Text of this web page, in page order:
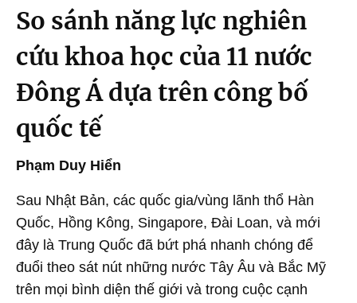
So sánh năng lực nghiên
cứu khoa học của 11 nước
Đông Á dựa trên công bố
quốc tế
Phạm Duy Hiển
Sau Nhật Bản, các quốc gia/vùng lãnh thổ Hàn
Quốc, Hồng Kông, Singapore, Đài Loan, và mới
đây là Trung Quốc đã bứt phá nhanh chóng để
đuổi theo sát nút những nước Tây Âu và Bắc Mỹ
trên mọi bình diện thế giới và trong cuộc cạnh